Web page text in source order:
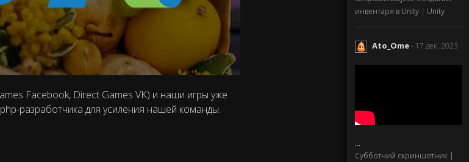
инвентаря в Unity | Unity
Ato_Ome- 17 дек. 2023
...
Субботний скриншотник |
Facebook, Direct Games VK) и наши игры уже
разработчика для усиления нашей команды.